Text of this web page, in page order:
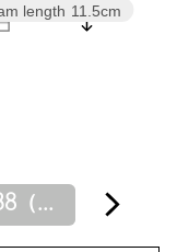
W（ダブル ジェンダ
文字から名付けてい
length 11.5cm
38（M）